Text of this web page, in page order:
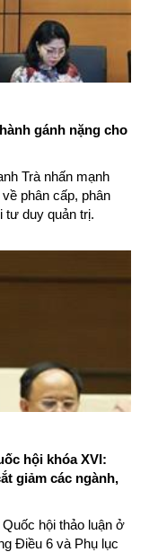
gánh nặng cho
Trà nhấn mạnh
phân cấp, phân
tư duy quản trị.
hội khóa XVI:
giảm các ngành,
hội thảo luận ở
Điều 6 và Phụ lục